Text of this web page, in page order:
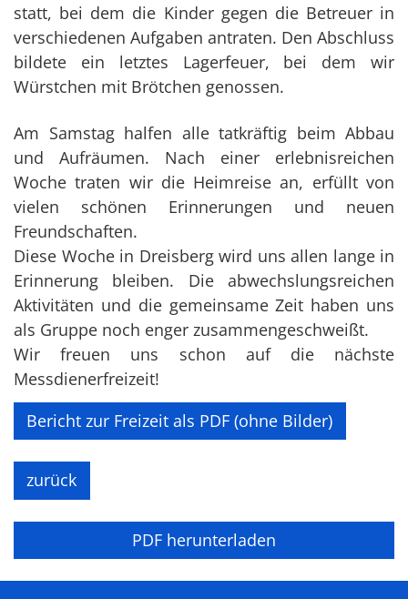
statt, bei dem die Kinder gegen die Betreuer in
verschiedenen Aufgaben antraten. Den Abschluss
bildete ein letztes Lagerfeuer, bei dem wir
Würstchen mit Brötchen genossen.
Am Samstag halfen alle tatkräftig beim Abbau
und Aufräumen. Nach einer erlebnisreichen
Woche traten wir die Heimreise an, erfüllt von
vielen schönen Erinnerungen und neuen
Freundschaften.
Diese Woche in Dreisberg wird uns allen lange in
Erinnerung bleiben. Die abwechslungsreichen
Aktivitäten und die gemeinsame Zeit haben uns
als Gruppe noch enger zusammengeschweißt.
Wir freuen uns schon auf die nächste
Messdienerfreizeit!
Bericht zur Freizeit als PDF (ohne Bilder)
zurück
PDF herunterladen